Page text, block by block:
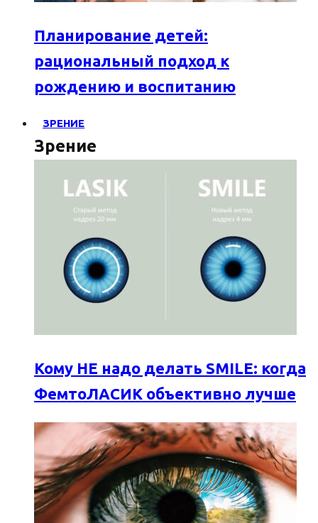
Планирование детей:
рациональный подход к
рождению и воспитанию
ЗРЕНИЕ
Зрение
Кому НЕ надо делать SMILE: когда
ФемтоЛАСИК объективно лучше